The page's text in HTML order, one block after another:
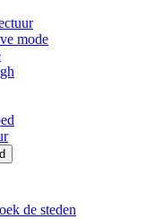
mode
de steden